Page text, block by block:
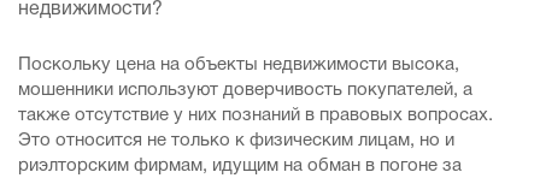
недвижимости?
Поскольку цена на объекты недвижимости высока,
мошенники используют доверчивость покупателей, а
также отсутствие у них познаний в правовых вопросах.
Это относится не только к физическим лицам, но и
риэлторским фирмам, идущим на обман в погоне за